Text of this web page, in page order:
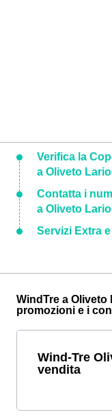
Verifica la
a Oliveto Lario
Contatta i
a Oliveto Lario
Servizi Extra
WindTre a
promozioni e i
Wind-Tre
vendita